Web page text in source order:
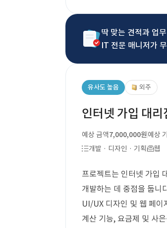
딱 맞는 견적과 업
IT 전문 매니저가
유사도 높음 외주
인터넷 가입 대
예상 금액7,000,000원예상
개발 · 디자인 · 기획
웹
프로젝트는 인터넷 가입
개발하는 데 중점을 둡니
UI/UX 디자인 및 웹 페이
계산 기능, 요금제 및 사